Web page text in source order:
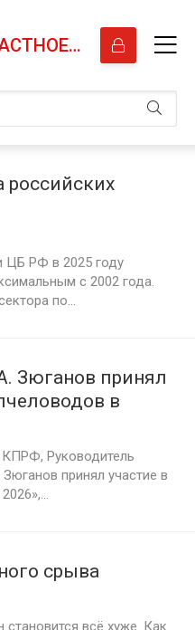
ТВЕРСКОЕ ОБЛАСТНОЕ ОТДЕЛЕНИЕ КПРФ
российских
ЦБ РФ в 2025 году
с 2002 года.
по...
Зюганов принял
в
Руководитель
принял участие в
срыва
всё хуже. Как